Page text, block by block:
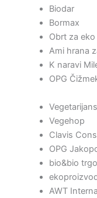
Biodar
Bormax
Obrt za
Ami hrana
K naravi
OPG
Vegehop
Clavis
OPG
bio&bio
AWT